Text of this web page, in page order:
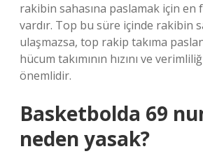
rakibin sahasına paslamak için en
vardır. Top bu süre içinde rakibin
ulaşmazsa, top rakip takıma
hücum takımının hızını ve
önemlidir.
Basketbolda 69
neden yasak?